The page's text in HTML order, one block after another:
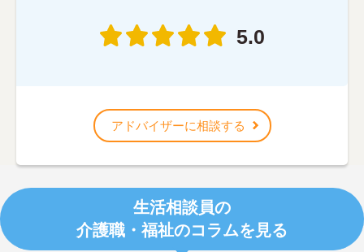
5.0
アドバイザーに相談する
生活相談員の
介護職・福祉のコラムを見る